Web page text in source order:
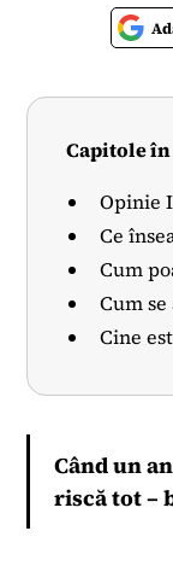
Capitole
Opinie
Ce
Cum
Cum
Cine
Când un
riscă tot –